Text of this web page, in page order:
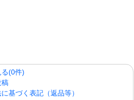
(0件)
基づく表記（返品等）